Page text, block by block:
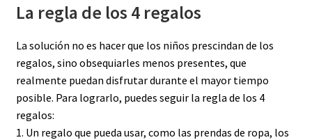
La regla de los 4 regalos
La solución no es hacer que los niños prescindan de los
regalos, sino obsequiarles menos presentes, que
realmente puedan disfrutar durante el mayor tiempo
posible. Para lograrlo, puedes seguir la regla de los 4
regalos:
1. Un regalo que pueda usar, como las prendas de ropa, los